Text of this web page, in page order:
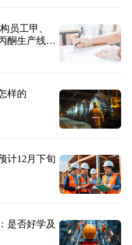
员工甲、
酮生产线、
样的
计12月下旬
是否好学及